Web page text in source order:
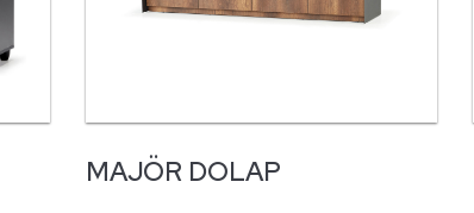
MAJÖR DOLAP